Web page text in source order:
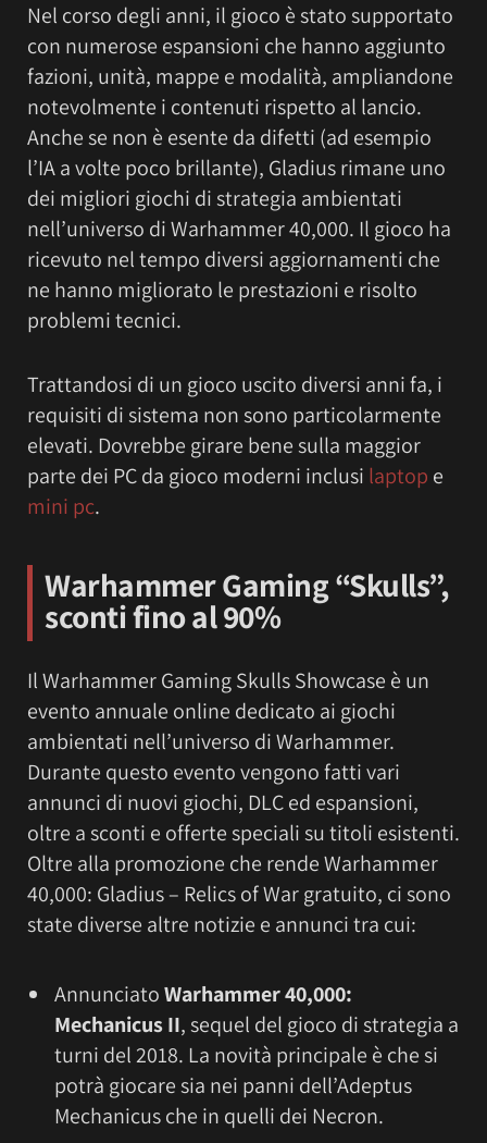
Nel corso degli anni, il gioco è stato supportato
con numerose espansioni che hanno aggiunto
fazioni, unità, mappe e modalità, ampliandone
notevolmente i contenuti rispetto al lancio.
Anche se non è esente da difetti (ad esempio
l’IA a volte poco brillante), Gladius rimane uno
dei migliori giochi di strategia ambientati
nell’universo di Warhammer 40,000. Il gioco ha
ricevuto nel tempo diversi aggiornamenti che
ne hanno migliorato le prestazioni e risolto
problemi tecnici.
Trattandosi di un gioco uscito diversi anni fa, i
requisiti di sistema non sono particolarmente
elevati. Dovrebbe girare bene sulla maggior
parte dei PC da gioco moderni inclusi laptop e
mini pc.
Warhammer Gaming “Skulls”,
sconti fino al 90%
Il Warhammer Gaming Skulls Showcase è un
evento annuale online dedicato ai giochi
ambientati nell’universo di Warhammer.
Durante questo evento vengono fatti vari
annunci di nuovi giochi, DLC ed espansioni,
oltre a sconti e offerte speciali su titoli esistenti.
Oltre alla promozione che rende Warhammer
40,000: Gladius – Relics of War gratuito, ci sono
state diverse altre notizie e annunci tra cui:
AnnunciatoWarhammer 40,000:
Mechanicus II, sequel del gioco di strategia a
turni del 2018. La novità principale è che si
potrà giocare sia nei panni dell’Adeptus
Mechanicus che in quelli dei Necron.